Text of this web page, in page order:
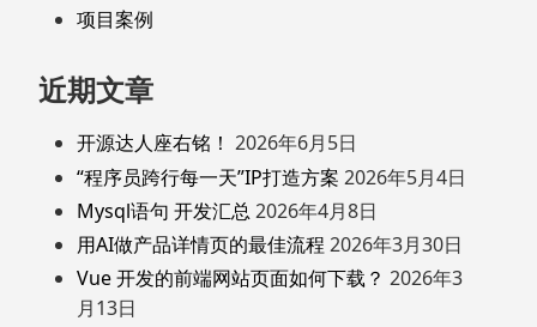
项目案例
近期文章
开源达人座右铭！ 2026年6月5日
“程序员跨行每一天”IP打造方案 2026年5月4日
Mysql语句 开发汇总 2026年4月8日
用AI做产品详情页的最佳流程 2026年3月30日
Vue 开发的前端网站页面如何下载？ 2026年3
月13日